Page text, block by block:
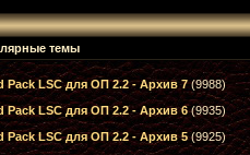
темы
Pack LSC для ОП 2.2 - Архив 7 (9988)
Pack LSC для ОП 2.2 - Архив 6 (9935)
Pack LSC для ОП 2.2 - Архив 5 (9925)